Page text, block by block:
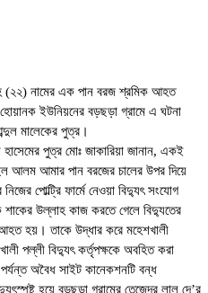
(২২) নামের এক পান বরজ শ্রমিক আহত
ইউনিয়নের বড়ছড়া গ্রামে এ ঘটনা
মালেকের পুত্র।
পুত্র মোঃ জাকারিয়া জানান, একই
আলম আমার পান বরজের চালের উপর দিয়ে
পোল্ট্রি ফার্মে নেওয়া বিদ্যুৎ সংযোগ
উল্লাহ কাজ করতে গেলে বিদ্যুতের
আহত হয়। তাকে উদ্ধার করে মহেশখালী
পল্লী বিদ্যুৎ কর্তৃপক্ষকে অবহিত করা
অবৈধ সাইট কানেকশনটি বন্ধ
হয়ে বড়ছড়া গ্রামের তেজেদ্র লাল দে’র